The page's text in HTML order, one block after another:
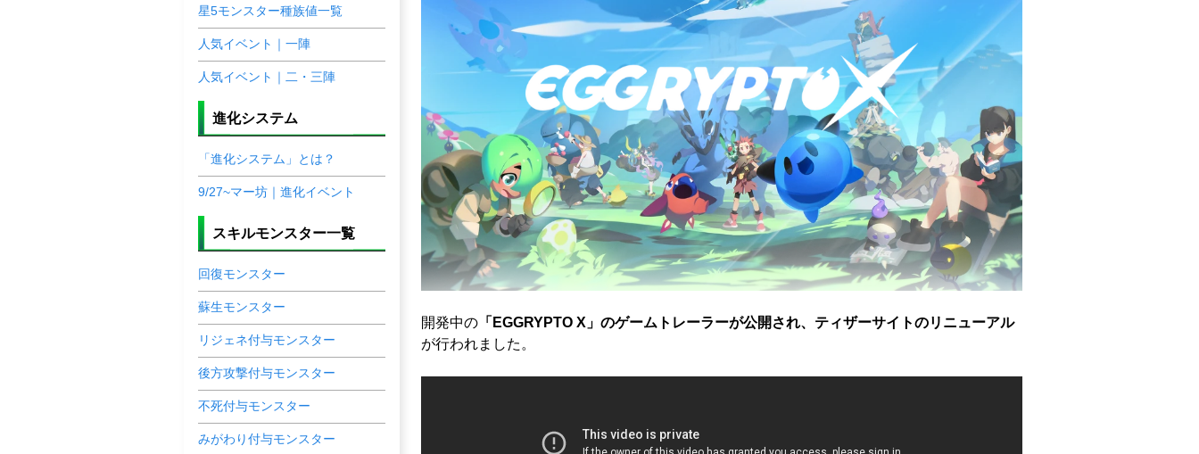
開発中の 「EGGRYPTO X」のゲームトレーラーが公開され、ティザーサイトのリニューアル
が行われました。
星5モンスター種族値一覧
人気イベント｜一陣
人気イベント｜二・三陣
進化システム
「進化システム」とは？
9/27~マー坊｜進化イベント
スキルモンスター一覧
回復モンスター
蘇生モンスター
リジェネ付与モンスター
後方攻撃付与モンスター
不死付与モンスター
みがわり付与モンスター